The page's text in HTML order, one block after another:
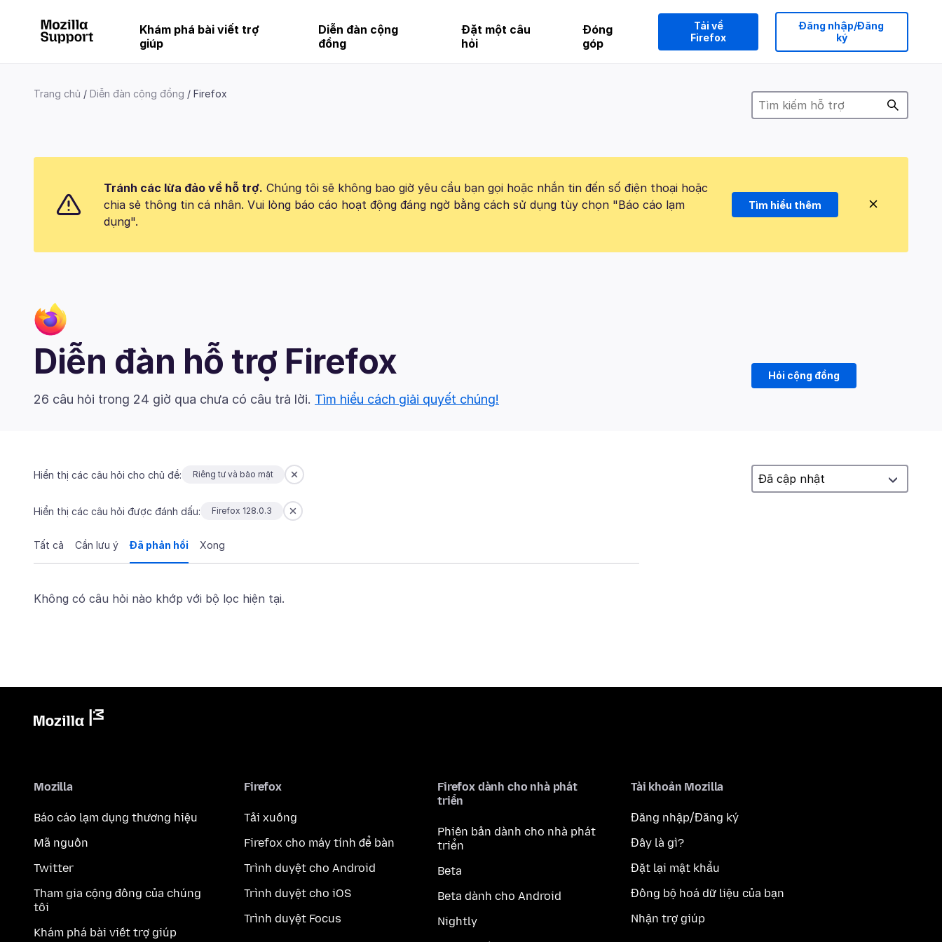
Khám phá bài viết trợ
giúp
Diễn đàn cộng
đồng
Đặt một câu
hỏi
Đóng
góp
Tải về
Firefox
Đăng nhập/Đăng
ký
Trang chủ Diễn đàn cộng đồng Firefox
Tránh các lừa đảo về hỗ trợ. Chúng tôi sẽ không bao giờ yêu cầu bạn gọi hoặc nhắn tin đến số điện thoại hoặc
chia sẻ thông tin cá nhân. Vui lòng báo cáo hoạt động đáng ngờ bằng cách sử dụng tùy chọn "Báo cáo lạm
dụng".
Tìm hiểu thêm
Diễn đàn hỗ trợ Firefox
26 câu hỏi trong 24 giờ qua chưa có câu trả lời. Tìm hiểu cách giải quyết chúng!
Hỏi cộng đồng
Hiển thị các câu hỏi cho chủ đề: Riêng tư và bảo mật
Hiển thị các câu hỏi được đánh dấu: Firefox 128.0.3
Tất cả Cần lưu ý Đã phản hồi Xong
Không có câu hỏi nào khớp với bộ lọc hiện tại.
Mozilla
Báo cáo lạm dụng thương hiệu
Mã nguồn
Twitter
Tham gia cộng đồng của chúng
tôi
Khám phá bài viết trợ giúp
Firefox
Tải xuống
Firefox cho máy tính để bàn
Trình duyệt cho Android
Trình duyệt cho iOS
Trình duyệt Focus
Firefox dành cho nhà phát
triển
Phiên bản dành cho nhà phát
triển
Beta
Beta dành cho Android
Nightly
Tài khoản Mozilla
Đăng nhập/Đăng ký
Đây là gì?
Đặt lại mật khẩu
Đồng bộ hoá dữ liệu của bạn
Nhận trợ giúp